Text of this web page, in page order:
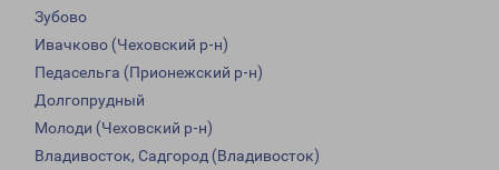
Зубово
Ивачково (Чеховский р-н)
Педасельга (Прионежский р-н)
Долгопрудный
Молоди (Чеховский р-н)
Владивосток, Садгород (Владивосток)